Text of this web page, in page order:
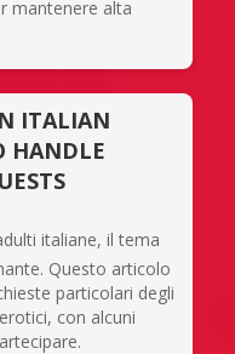
mantenere alta
ITALIAN
HANDLE
italiane, il tema
Questo articolo
particolari degli
con alcuni